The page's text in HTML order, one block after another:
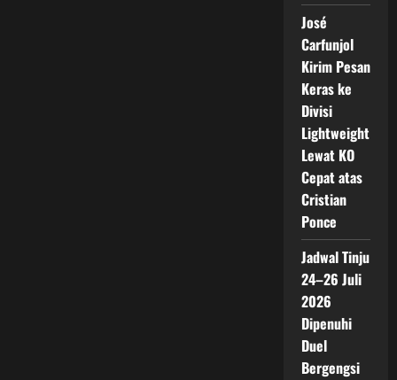
José
Carfunjol
Kirim Pesan
Keras ke
Divisi
Lightweight
Lewat KO
Cepat atas
Cristian
Ponce
Jadwal Tinju
24–26 Juli
2026
Dipenuhi
Duel
Bergengsi